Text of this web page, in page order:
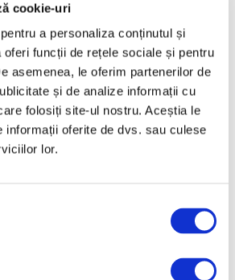
cookie-uri
a personaliza conținutul și
oferi funcții de rețele sociale și pentru
asemenea, le oferim partenerilor de
și de analize informații cu
folosiți site-ul nostru. Aceștia le
informații oferite de dvs. sau culese
lor.
Picasso recuperat în
raid al poliției